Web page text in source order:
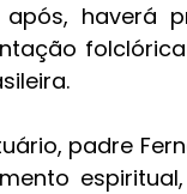
após, haverá
padre